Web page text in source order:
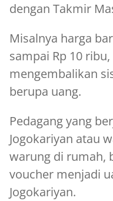
dengan Takmir
Misalnya harga
sampai Rp 10
mengembalikan
berupa uang.
Pedagang yang
Jogokariyan atau
warung di rumah,
voucher menjadi
Jogokariyan.